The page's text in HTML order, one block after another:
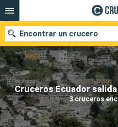
Cruceros Ecuador salida
3 cruceros
Encontrar un crucero
Nuestros destinos
Fecha de salida